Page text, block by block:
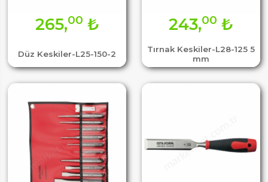
Düz Keskiler-L25-150-2
265,00 ₺
Tırnak Keskiler-L28-125 5
mm
243,00 ₺